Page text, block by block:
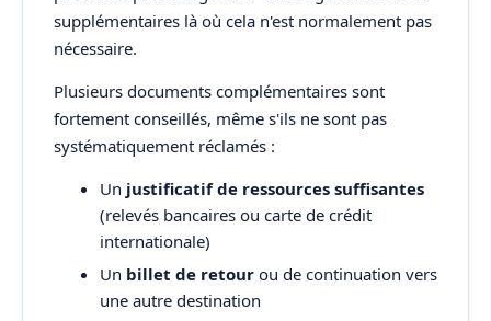
supplémentaires là où cela n'est normalement pas
nécessaire.
Plusieurs documents complémentaires sont
fortement conseillés, même s'ils ne sont pas
systématiquement réclamés :
Un justificatif de ressources suffisantes
(relevés bancaires ou carte de crédit
internationale)
Un billet de retour ou de continuation vers
une autre destination